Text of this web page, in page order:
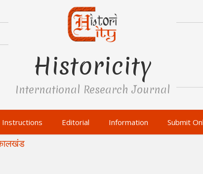
Historicity
International Research Journal
Instructions Editorial Information Submit